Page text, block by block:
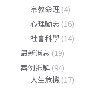
宗教命理 (4)
心理勵志 (16)
社會科學 (14)
最新消息 (19)
案例拆解 (94)
人生危機 (17)